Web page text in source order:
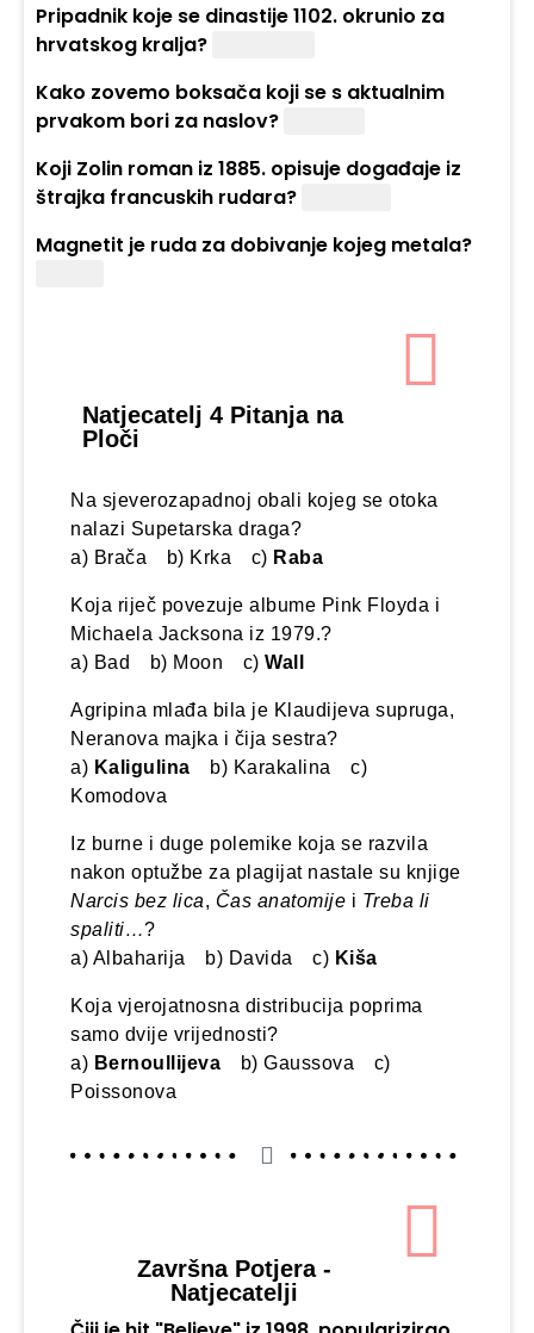
Pripadnik koje se dinastije 1102. okrunio za
hrvatskog kralja?
Kako zovemo boksača koji se s aktualnim
prvakom bori za naslov?
Koji Zolin roman iz 1885. opisuje događaje iz
štrajka francuskih rudara?
Magnetit je ruda za dobivanje kojeg metala?
Natjecatelj 4 Pitanja na
Ploči
Na sjeverozapadnoj obali kojeg se otoka
nalazi Supetarska draga?
a) Brača b) Krka c) Raba
Koja riječ povezuje albume Pink Floyda i
Michaela Jacksona iz 1979.?
a) Bad b) Moon c)Wall
Agripina mlađa bila je Klaudijeva supruga,
Neranova majka i čija sestra?
a) Kaligulina b) Karakalina c)
Komodova
Iz burne i duge polemike koja se razvila
nakon optužbe za plagijat nastale su knjige
Narcis bez lica, Čas anatomije i Treba li
spaliti…?
a) Albaharija b) Davida c) Kiša
Koja vjerojatnosna distribucija poprima
samo dvije vrijednosti?
a) Bernoullijeva b) Gaussova c)
Poissonova
Završna Potjera -
Natjecatelji